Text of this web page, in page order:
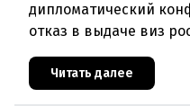
дипломатический
отказ в выдаче виз
сотрудникам
международных
Читать далее